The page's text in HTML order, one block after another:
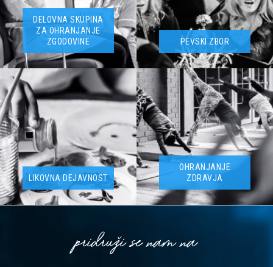
DELOVNA SKUPINA
ZA OHRANJANJE
ZGODOVINE
PEVSKI ZBOR
LIKOVNA DEJAVNOST
OHRANJANJE
ZDRAVJA
pridruži se nam na